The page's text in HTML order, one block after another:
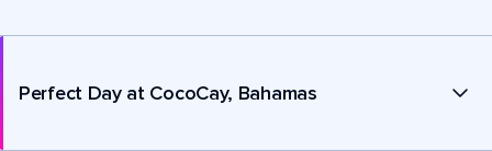
Perfect Day at CocoCay, Bahamas